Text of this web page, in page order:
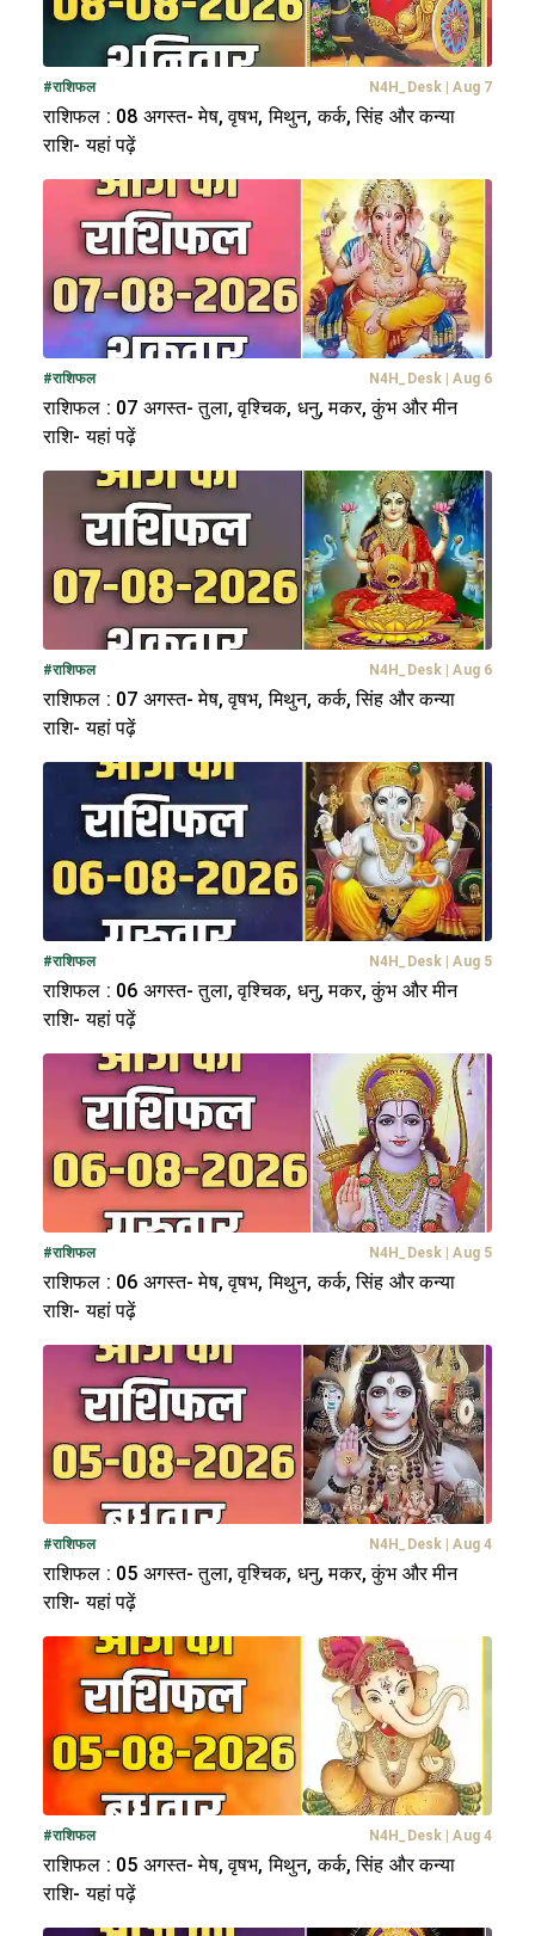
#राशिफल N4H_Desk | Aug 7
राशिफल : 08 अगस्त- मेष, वृषभ, मिथुन, कर्क, सिंह और कन्या
राशि- यहां पढ़ें
#राशिफल N4H_Desk | Aug 6
राशिफल : 07 अगस्त- तुला, वृश्चिक, धनु, मकर, कुंभ और मीन
राशि- यहां पढ़ें
#राशिफल N4H_Desk | Aug 6
राशिफल : 07 अगस्त- मेष, वृषभ, मिथुन, कर्क, सिंह और कन्या
राशि- यहां पढ़ें
#राशिफल N4H_Desk | Aug 5
राशिफल : 06 अगस्त- तुला, वृश्चिक, धनु, मकर, कुंभ और मीन
राशि- यहां पढ़ें
#राशिफल N4H_Desk | Aug 5
राशिफल : 06 अगस्त- मेष, वृषभ, मिथुन, कर्क, सिंह और कन्या
राशि- यहां पढ़ें
#राशिफल N4H_Desk | Aug 4
राशिफल : 05 अगस्त- तुला, वृश्चिक, धनु, मकर, कुंभ और मीन
राशि- यहां पढ़ें
#राशिफल N4H_Desk | Aug 4
राशिफल : 05 अगस्त- मेष, वृषभ, मिथुन, कर्क, सिंह और कन्या
राशि- यहां पढ़ें